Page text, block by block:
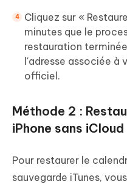
Cliquez sur «
minutes que le
restauration
l'adresse associée à
officiel.
Méthode 2 :
iPhone sans iCloud
Pour restaurer le
sauvegarde iTunes,